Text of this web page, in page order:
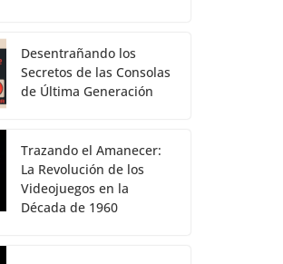
Desentrañando los
Secretos de las Consolas
de Última Generación
Trazando el Amanecer:
La Revolución de los
Videojuegos en la
Década de 1960